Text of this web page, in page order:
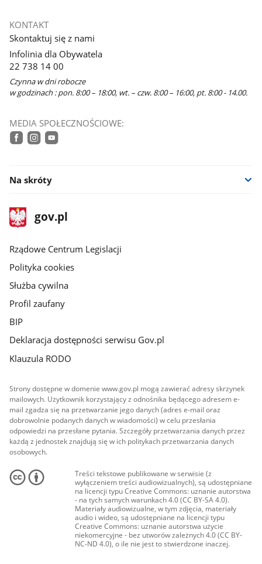
KONTAKT
Skontaktuj się z nami
Infolinia dla Obywatela
22 738 14 00
Czynna w dni robocze
w godzinach : pon. 8:00 – 18:00, wt. – czw. 8:00 – 16:00, pt. 8:00 - 14.00.
MEDIA SPOŁECZNOŚCIOWE:
Na skróty
stopka
gov.plStrona
gov.pl
Rządowe Centrum Legislacji
Polityka cookies
Służba cywilna
Profil zaufany
BIP
Deklaracja dostępności serwisu Gov.pl
Klauzula RODO
Strony dostępne w domenie www.gov.pl mogą zawierać adresy skrzynek
mailowych. Użytkownik korzystający z odnośnika będącego adresem e-
mail zgadza się na przetwarzanie jego danych (adres e-mail oraz
dobrowolnie podanych danych w wiadomości) w celu przesłania
odpowiedzi na przesłane pytania. Szczegóły przetwarzania danych przez
każdą z jednostek znajdują się w ich politykach przetwarzania danych
osobowych.
Treści tekstowe publikowane w serwisie (z
wyłączeniem treści audiowizualnych), są udostępniane
na licencji typu Creative Commons: uznanie autorstwa
- na tych samych warunkach 4.0 (CC BY-SA 4.0).
Materiały audiowizualne, w tym zdjęcia, materiały
audio i wideo, są udostępniane na licencji typu
Creative Commons: uznanie autorstwa użycie
niekomercyjne - bez utworów zależnych 4.0 (CC BY-
NC-ND 4.0), o ile nie jest to stwierdzone inaczej.